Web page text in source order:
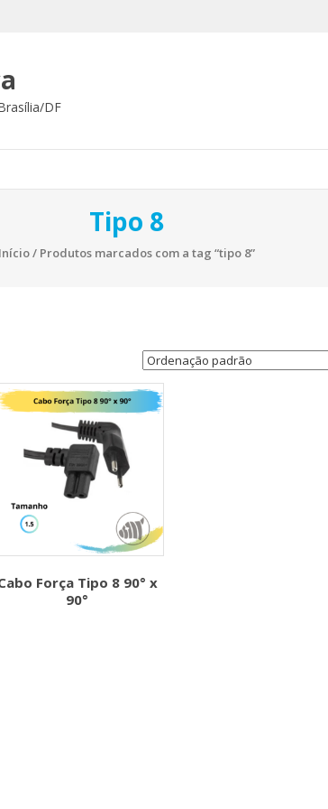
DF
Tipo 8
Início/ Produtos marcados com a tag “tipo 8”
Força Tipo 8 90° x
90°